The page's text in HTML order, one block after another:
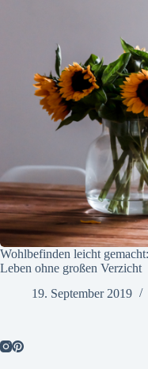
Wohlbefinden leicht
Leben ohne großen Verzicht
19. September 2019